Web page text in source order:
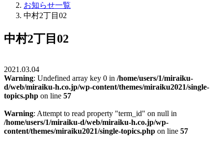
お知らせ一覧
中村2丁目02
中村2丁目02
2021.03.04
Warning: Undefined array key 0 in /home/users/1/miraiku-
d/web/miraiku-h.co.jp/wp-content/themes/miraiku2021/single-
topics.php on line 57
Warning: Attempt to read property "term_id" on null in
/home/users/1/miraiku-d/web/miraiku-h.co.jp/wp-
content/themes/miraiku2021/single-topics.php on line 57